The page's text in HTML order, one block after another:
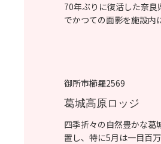
70年ぶりに復活した奈良
でかつての面影を施設内
御所市櫛羅2569
葛城高原ロッジ
四季折々の自然豊かな葛
置し、特に5月は一目百